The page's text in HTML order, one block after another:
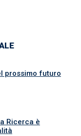
prossimo futuro
Ricerca è